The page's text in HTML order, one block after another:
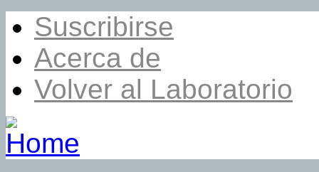
Suscribirse
Acerca de
Volver al Laboratorio